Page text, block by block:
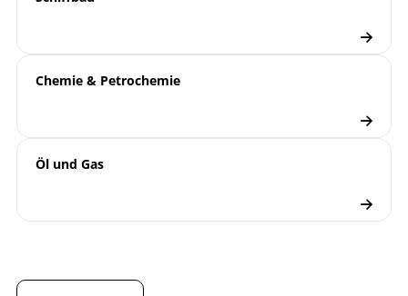
Branchenbroschüre Schiffbau
Chemie & Petrochemie
Öl und Gas